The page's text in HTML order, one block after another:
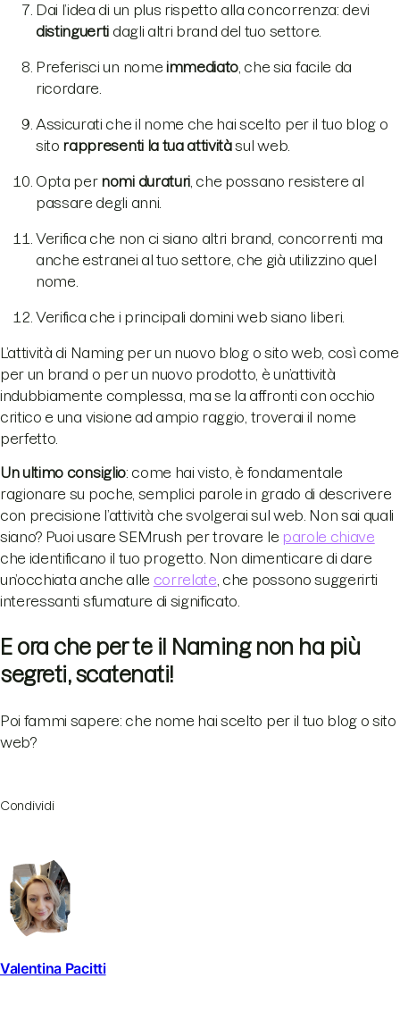
Dai l’idea di un plus rispetto alla concorrenza: devi
distinguerti dagli altri brand del tuo settore.
Preferisci un nome immediato , che sia facile da
ricordare.
Assicurati che il nome che hai scelto per il tuo blog o
sito rappresenti la tua attivitàsul web.
Opta per nomi duraturi, che possano resistere al
passare degli anni.
Verifica che non ci siano altri brand, concorrenti ma
anche estranei al tuo settore, che già utilizzino quel
nome.
Verifica che i principali domini web siano liberi.
L’attività di Naming per un nuovo blog o sito web, così come
per un brand o per un nuovo prodotto, è un’attività
indubbiamente complessa, ma se la affronti con occhio
critico e una visione ad ampio raggio, troverai il nome
perfetto.
Un ultimo consiglio: come hai visto, è fondamentale
ragionare su poche, semplici parole in grado di descrivere
con precisione l’attività che svolgerai sul web. Non sai quali
siano? Puoi usare SEMrush per trovare le parole chiave
che identificano il tuo progetto. Non dimenticare di dare
un’occhiata anche alle correlate , che possono suggerirti
interessanti sfumature di significato.
E ora che per te il Naming non ha più
segreti, scatenati!
Poi fammi sapere: che nome hai scelto per il tuo blog o sito
web?
Condividi
Valentina Pacitti